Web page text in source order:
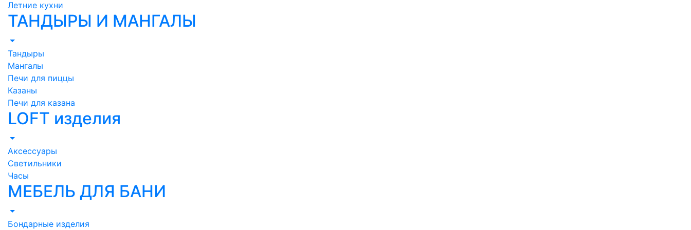
Летние кухни
ТАНДЫРЫ И МАНГАЛЫ
Тандыры
Мангалы
Печи для пиццы
Казаны
Печи для казана
LOFT изделия
Аксессуары
Светильники
Часы
МЕБЕЛЬ ДЛЯ БАНИ
Бондарные изделия